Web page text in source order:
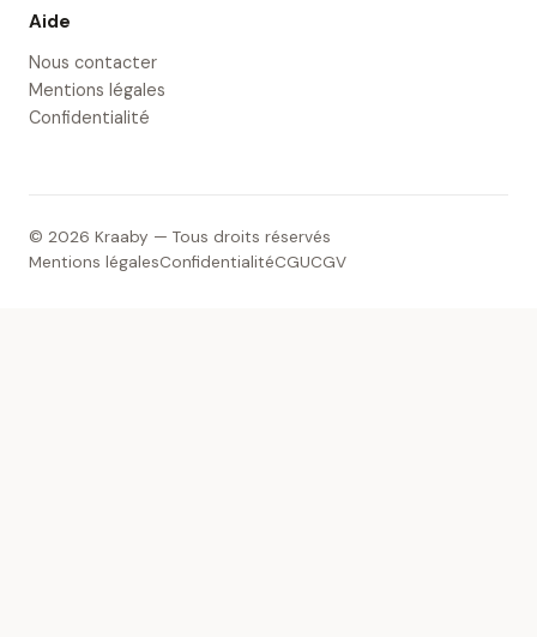
Aide
Nous contacter
Mentions légales
Confidentialité
© 2026 Kraaby — Tous droits réservés
Mentions légalesConfidentialitéCGUCGV